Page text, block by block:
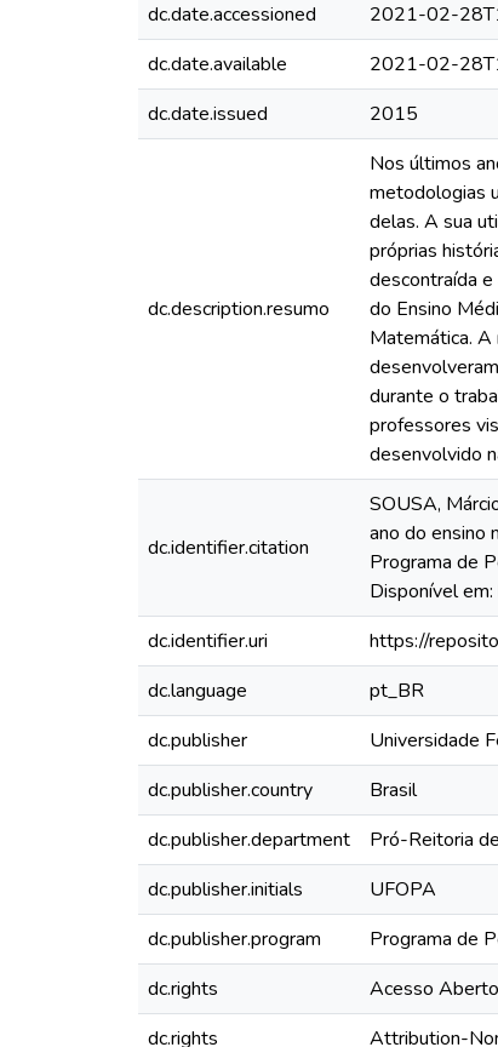
dc.date.accessioned
2021-02-
dc.date.available
2021-02-
dc.date.issued
2015
dc.description.resumo
Nos últimos
metodologias
delas. A sua
próprias
descontraída
do Ensino
Matemática.
durante o
professores
desenvolvido
dc.identifier.citation
SOUSA,
ano do ensino
Programa de
Disponível
dc.identifier.uri
https://
dc.language
pt_BR
dc.publisher
Universidade
dc.publisher.country
Brasil
dc.publisher.department
Pró-Reitoria
dc.publisher.initials
UFOPA
dc.publisher.program
Programa de
dc.rights
Acesso Aberto
dc.rights
Attribution-